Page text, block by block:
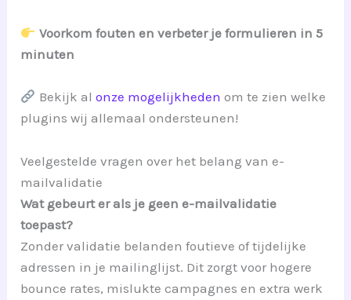
Voorkom fouten en verbeter je formulieren in 5
minuten
Bekijk al onze mogelijkheden om te zien welke
plugins wij allemaal ondersteunen!
Veelgestelde vragen over het belang van e-
mailvalidatie
Wat gebeurt er als je geen e-mailvalidatie
toepast?
Zonder validatie belanden foutieve of tijdelijke
adressen in je mailinglijst. Dit zorgt voor hogere
bounce rates, mislukte campagnes en extra werk